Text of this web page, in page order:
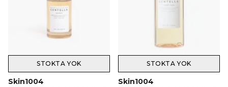
STOKTA YOK
Skin1004
STOKTA YOK
Skin1004